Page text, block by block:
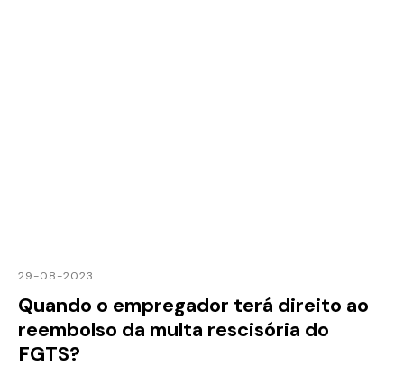
29-08-2023
Quando o empregador terá direito ao
reembolso da multa rescisória do
FGTS?